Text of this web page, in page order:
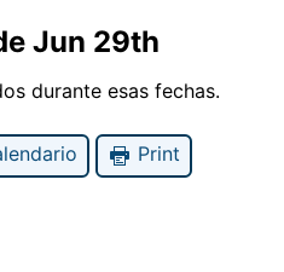
Jun 29th
durante esas fechas.
Print